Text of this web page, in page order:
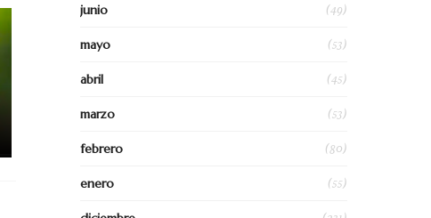
junio (49)
mayo (53)
abril (45)
marzo (53)
febrero (80)
enero (55)